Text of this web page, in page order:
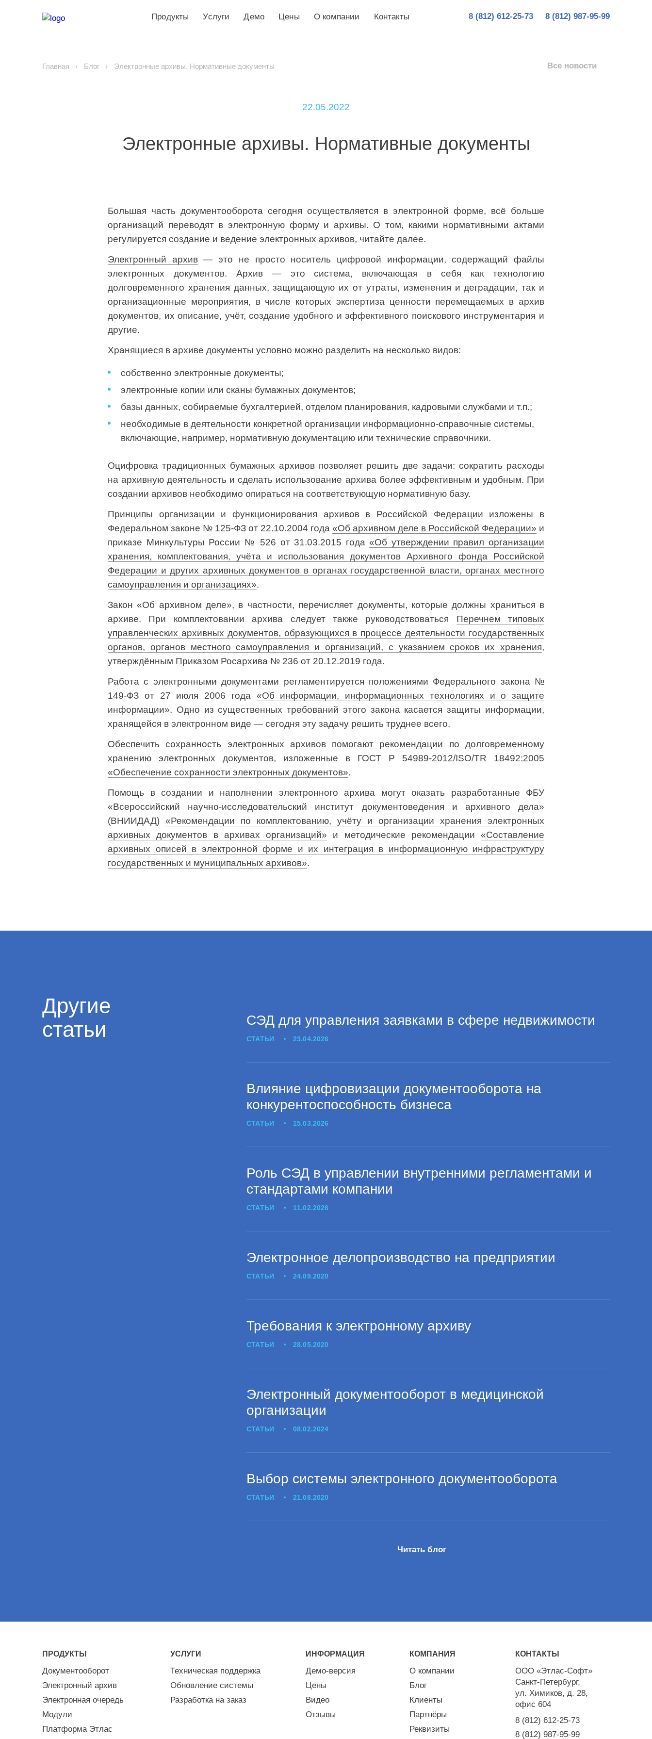
Продукты Услуги Демо Цены О компании Контакты 8 (812) 612-25-73 8 (812) 987-95-99
Главная Блог Электронные архивы. Нормативные документы Все новости
22.05.2022
Электронные архивы. Нормативные документы
Большая часть документооборота сегодня осуществляется в электронной форме, всё больше
организаций переводят в электронную форму и архивы. О том, какими нормативными актами
регулируется создание и ведение электронных архивов, читайте далее.
Электронный архив— это не просто носитель цифровой информации, содержащий
файлы
электронных документов. Архив — это система, включающая в себя как технологию
долговременного хранения данных, защищающую их от утраты, изменения и деградации, так и
организационные мероприятия, в числе которых экспертиза ценности перемещаемых в архив
документов, их описание, учёт, создание удобного и эффективного поискового инструментария и
другие.
Хранящиеся в архиве документы условно можно разделить на несколько видов:
собственно электронные документы;
электронные копии или сканы бумажных документов;
базы данных, собираемые бухгалтерией, отделом планирования, кадровыми службами и т.п.;
необходимые в деятельности конкретной организации информационно-справочные системы,
включающие, например, нормативную документацию или технические справочники.
Оцифровка традиционных бумажных архивов позволяет решить две задачи: сократить расходы
на архивную деятельность и сделать использование архива более эффективным и удобным. При
создании архивов необходимо опираться на соответствующую нормативную базу.
Принципы организации и функционирования архивов в Российской Федерации изложены в
Федеральном законе № 125-ФЗ от 22.10.2004 года «Об архивном деле в Российской Федерации» и
приказе Минкультуры России № 526 от 31.03.2015 года «Об утверждении правил организации
хранения, комплектования, учёта и использования документов Архивного фонда Российской
Федерации и других архивных документов в органах государственной власти, органах местного
самоуправления и организациях».
Закон «Об архивном деле», в частности, перечисляет документы, которые должны храниться в
архиве. При комплектовании архива следует также руководствоваться Перечнем типовых
управленческих архивных документов, образующихся в процессе деятельности государственных
органов, органов местного самоуправления и организаций, с указанием сроков их хранения,
утверждённым Приказом Росархива № 236 от 20.12.2019 года.
Работа с электронными документами регламентируется положениями Федерального закона №
149-ФЗ от 27 июля 2006 года «Об информации, информационных технологиях и о защите
информации». Одно из существенных требований этого закона касается защиты информации,
хранящейся в электронном виде — сегодня эту задачу решить труднее всего.
Обеспечить сохранность электронных архивов помогают рекомендации по долговременному
хранению электронных документов, изложенные в ГОСТ Р 54989-2012/ISO/TR 18492:2005
«Обеспечение сохранности электронных документов».
Помощь в создании и наполнении электронного архива могут оказать разработанные ФБУ
«Всероссийский научно-исследовательский институт документоведения и архивного дела»
(ВНИИДАД) «Рекомендации по комплектованию, учёту и организации хранения электронных
архивных документов в архивах организаций» и методические рекомендации «Составление
архивных описей в электронной форме и их интеграция в информационную инфраструктуру
государственных и муниципальных архивов».
Другие
статьи
СЭД для управления заявками в сфере недвижимости
СТАТЬИ 23.04.2026
Влияние цифровизации документооборота на
конкурентоспособность бизнеса
СТАТЬИ 15.03.2026
Роль СЭД в управлении внутренними регламентами и
стандартами компании
СТАТЬИ 11.02.2026
Электронное делопроизводство на предприятии
СТАТЬИ 24.09.2020
Требования к электронному архиву
СТАТЬИ 28.05.2020
Электронный документооборот в медицинской
организации
СТАТЬИ 08.02.2024
Выбор системы электронного документооборота
СТАТЬИ 21.08.2020
Читать блог
ПРОДУКТЫ
Документооборот
Электронный архив
Электронная очередь
Модули
Платформа Этлас
УСЛУГИ
Техническая поддержка
Обновление системы
Разработка на заказ
ИНФОРМАЦИЯ
Демо-версия
Цены
Видео
Отзывы
КОМПАНИЯ
О компании
Блог
Клиенты
Партнёры
Реквизиты
КОНТАКТЫ
ООО «Этлас-Софт»
Санкт-Петербург,
ул. Химиков, д. 28,
офис 604
8 (812) 612-25-73
8 (812) 987-95-99